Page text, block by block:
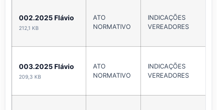
002.2025 Flávio
212,1 KB
ATO
NORMATIVO
INDICAÇÕES
VEREADORES
003.2025 Flávio
209,3 KB
ATO
NORMATIVO
INDICAÇÕES
VEREADORES